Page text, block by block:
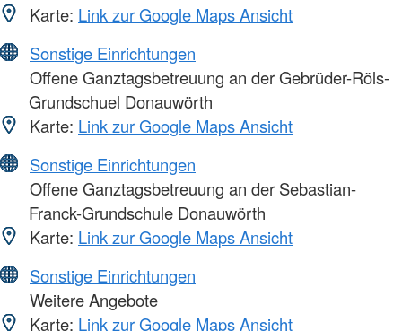
Karte: Link zur Google Maps Ansicht
Sonstige Einrichtungen
Offene Ganztagsbetreuung an der Gebrüder-Röls-
Grundschuel Donauwörth
Karte: Link zur Google Maps Ansicht
Sonstige Einrichtungen
Offene Ganztagsbetreuung an der Sebastian-
Franck-Grundschule Donauwörth
Karte: Link zur Google Maps Ansicht
Sonstige Einrichtungen
Weitere Angebote
Karte: Link zur Google Maps Ansicht